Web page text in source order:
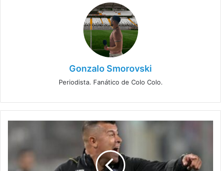
Gonzalo Smorovski
Periodista. Fanático de Colo Colo.
pronuncia
sobre